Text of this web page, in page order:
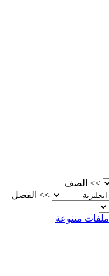
>>
الصف
>>
الفصل
ملفات متنوعة